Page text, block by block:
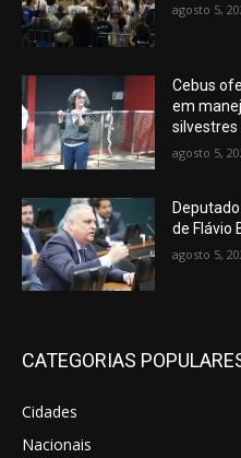
agosto 5,
Cebus
em
silvestres
agosto 5,
de Flávio
agosto 5,
CATEGORIAS
Cidades
Nacionais